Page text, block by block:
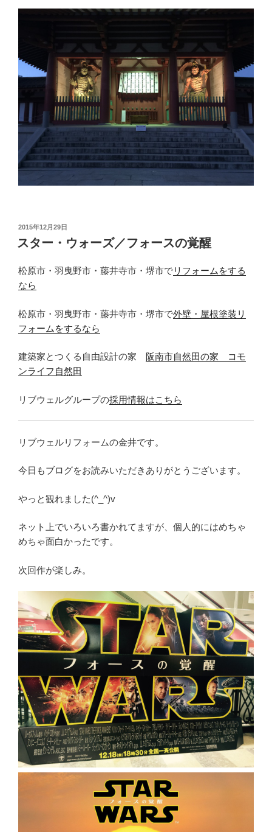
投
稿
日:
2015年12月29日
スター・ウォーズ／フォースの覚醒
松原市・羽曳野市・藤井寺市・堺市でリフォームをする
なら
松原市・羽曳野市・藤井寺市・堺市で外壁・屋根塗装リ
フォームをするなら
建築家とつくる自由設計の家 阪南市自然田の家 コモ
ンライフ自然田
リブウェルグループの採用情報はこちら
リブウェルリフォームの金井です。
今日もブログをお読みいただきありがとうございます。
やっと観れました(^_^)v
ネット上でいろいろ書かれてますが、個人的にはめちゃ
めちゃ面白かったです。
次回作が楽しみ。